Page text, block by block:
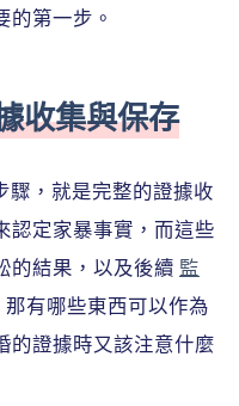
第一步。
收集與保存
驟，就是完整的證據收
認定家暴事實，而這些
的結果，以及後續 監
有哪些東西可以作為
的證據時又該注意什麼